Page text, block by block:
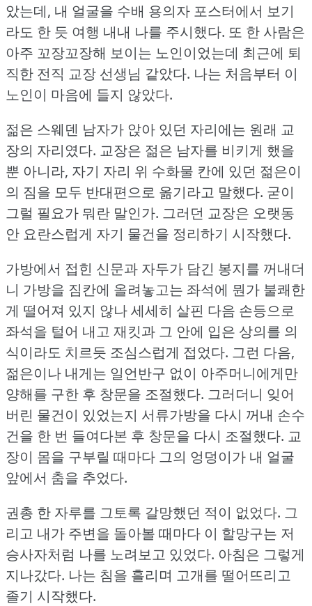
았는데, 내 얼굴을 수배 용의자 포스터에서 보기
라도 한 듯 여행 내내 나를 주시했다. 또 한 사람은
아주 꼬장꼬장해 보이는 노인이었는데 최근에 퇴
직한 전직 교장 선생님 같았다. 나는 처음부터 이
노인이 마음에 들지 않았다.
젊은 스웨덴 남자가 앉아 있던 자리에는 원래 교
장의 자리였다. 교장은 젊은 남자를 비키게 했을
뿐 아니라, 자기 자리 위 수화물 칸에 있던 젊은이
의 짐을 모두 반대편으로 옮기라고 말했다. 굳이
그럴 필요가 뭐란 말인가. 그러던 교장은 오랫동
안 요란스럽게 자기 물건을 정리하기 시작했다.
가방에서 접힌 신문과 자두가 담긴 봉지를 꺼내더
니 가방을 짐칸에 올려놓고는 좌석에 뭔가 불쾌한
게 떨어져 있지 않나 세세히 살핀 다음 손등으로
좌석을 털어 내고 재킷과 그 안에 입은 상의를 의
식이라도 치르듯 조심스럽게 접었다. 그런 다음,
젊은이나 내게는 일언반구 없이 아주머니에게만
양해를 구한 후 창문을 조절했다. 그러더니 잊어
버린 물건이 있었는지 서류가방을 다시 꺼내 손수
건을 한 번 들여다본 후 창문을 다시 조절했다. 교
장이 몸을 구부릴 때마다 그의 엉덩이가 내 얼굴
앞에서 춤을 추었다.
권총 한 자루를 그토록 갈망했던 적이 없었다. 그
리고 내가 주변을 돌아볼 때마다 이 할망구는 저
승사자처럼 나를 노려보고 있었다. 아침은 그렇게
지나갔다. 나는 침을 흘리며 고개를 떨어뜨리고
졸기 시작했다.